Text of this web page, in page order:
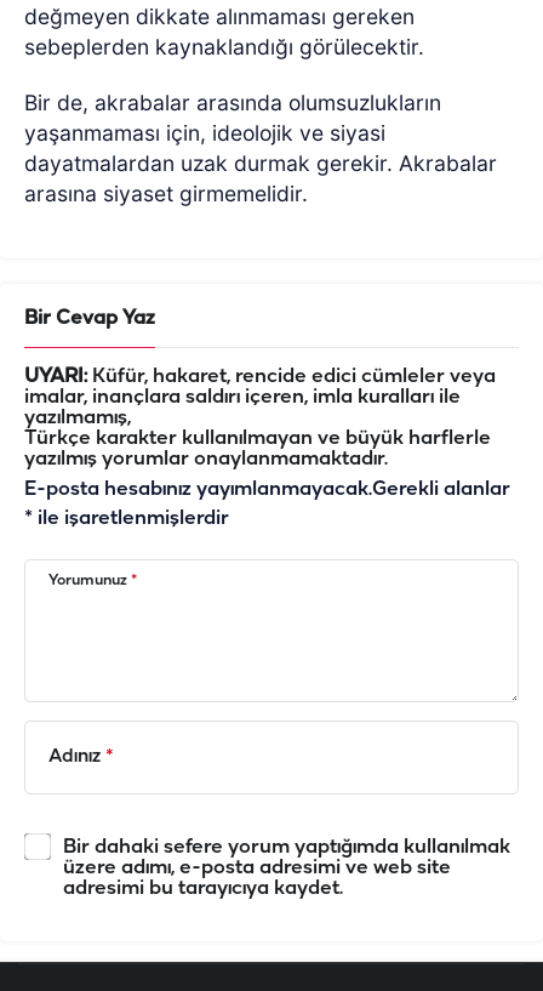
değmeyen dikkate alınmaması gereken
sebeplerden kaynaklandığı görülecektir.
Bir de, akrabalar arasında olumsuzlukların
yaşanmaması için, ideolojik ve siyasi
dayatmalardan uzak durmak gerekir. Akrabalar
arasına siyaset girmemelidir.
Bir Cevap Yaz
UYARI:Küfür, hakaret, rencide edici cümleler veya
imalar, inançlara saldırı içeren, imla kuralları ile
yazılmamış,
Türkçe karakter kullanılmayan ve büyük harflerle
yazılmış yorumlar onaylanmamaktadır.
E-posta hesabınız yayımlanmayacak.Gerekli alanlar
* ile işaretlenmişlerdir
Yorumunuz *
Adınız *
Bir dahaki sefere yorum yaptığımda kullanılmak
üzere adımı, e-posta adresimi ve web site
adresimi bu tarayıcıya kaydet.